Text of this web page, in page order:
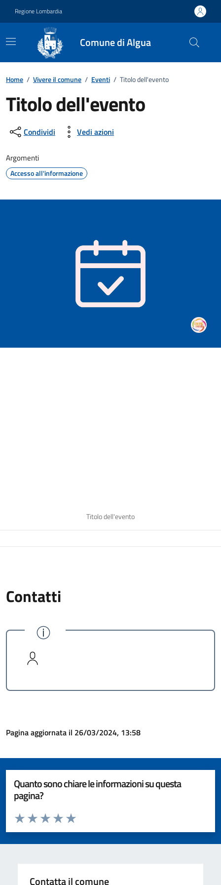
Regione Lombardia
Comune di Algua
Home / Vivere il comune / Eventi / Titolo dell'evento
Titolo dell'evento
Dettagli della notizia
Condividi Vedi azioni
Argomenti
Accesso all'informazione
Titolo dell'evento
Contatti
Pagina aggiornata il 26/03/2024, 13:58
Quanto sono chiare le informazioni su questa
pagina?
Valuta da 1 a 5 stelle la pagina
Valuta 5 stelle su 5
Valuta 4 stelle su 5
Valuta 3 stelle su 5
Valuta 2 stelle su 5
Valuta 1 stelle su 5
Contatta il comune